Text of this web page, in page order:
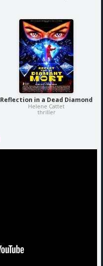
Reflection in a Dead Diamond
Helene Cattet
thriller